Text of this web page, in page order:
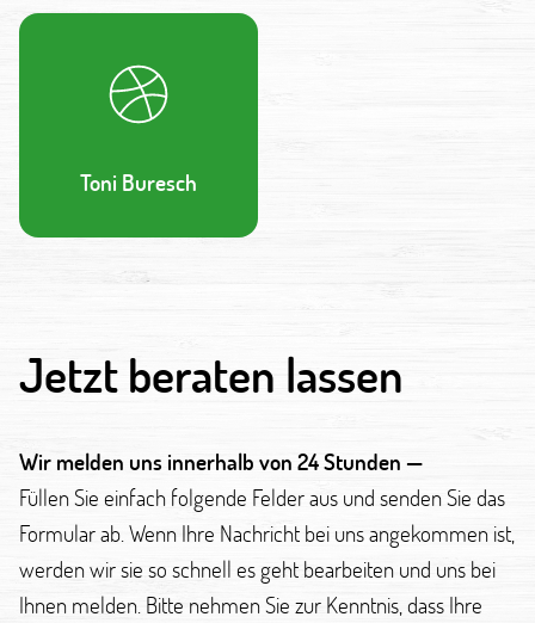
Toni Buresch
Jetzt beraten lassen
Wir melden uns innerhalb von 24 Stunden —
Füllen Sie einfach folgende Felder aus und senden Sie das
Formular ab. Wenn Ihre Nachricht bei uns angekommen ist,
werden wir sie so schnell es geht bearbeiten und uns bei
Ihnen melden. Bitte nehmen Sie zur Kenntnis, dass Ihre